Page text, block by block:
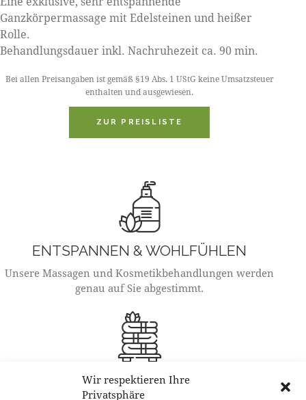
Wir respektieren Ihre
Privatsphäre
Ganzkörpermassage mit Edelsteinen und heißer
Rolle.
Behandlungsdauer inkl. Nachruhezeit ca. 90 min.
Bei allen Preisangaben ist gemäß §19 Abs. 1 UStG keine Umsatzsteuer
enthalten und ausgewiesen.
ZUR PREISLISTE
ENTSPANNEN & WOHLFÜHLEN
Unsere Massagen und Kosmetikbehandlungen werden
genau auf Sie abgestimmt.
ÖFFNUNGSZEITEN